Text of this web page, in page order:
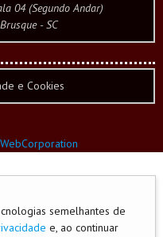
04 (Segundo Andar)
- SC
e Cookies
semelhantes de
e, ao continuar